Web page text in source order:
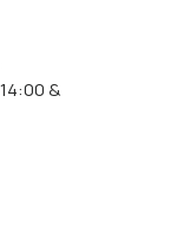
&